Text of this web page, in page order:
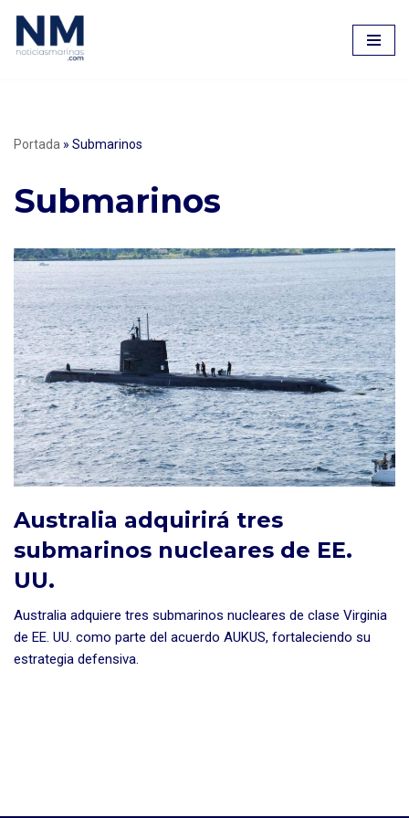
Saltar
Portada » Submarinos
Submarinos
Australia adquirirá tres
submarinos nucleares de EE.
UU.
Australia adquiere tres submarinos nucleares de clase Virginia
de EE. UU. como parte del acuerdo AUKUS, fortaleciendo su
estrategia defensiva.